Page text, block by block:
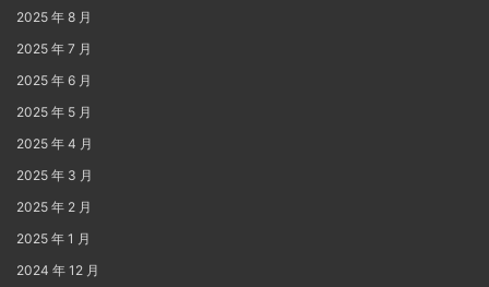
2025 年 8 月
2025 年 7 月
2025 年 6 月
2025 年 5 月
2025 年 4 月
2025 年 3 月
2025 年 2 月
2025 年 1 月
2024 年 12 月